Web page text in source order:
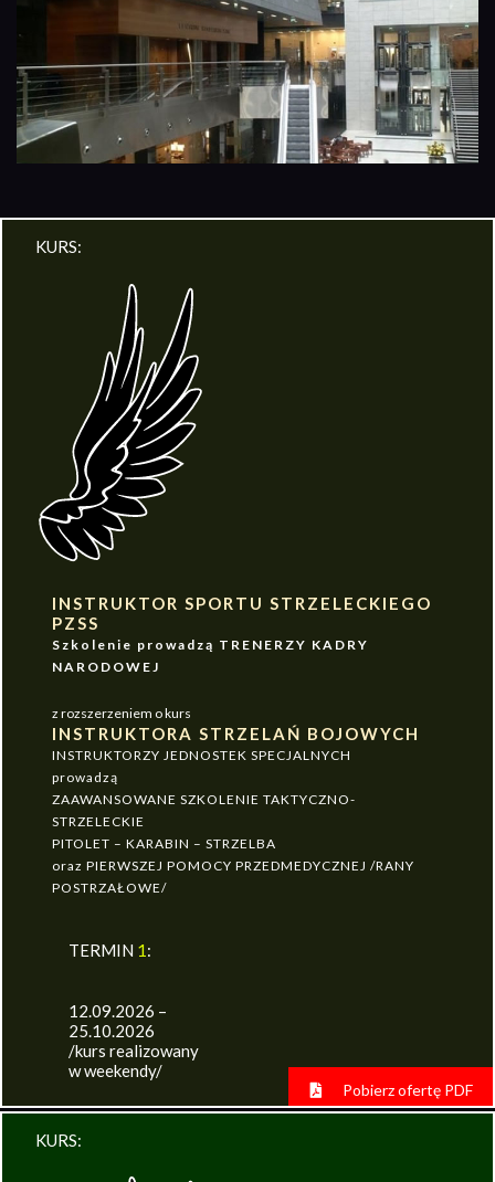
KURS:
INSTRUKTOR SPORTU STRZELECKIEGO
PZSS
Szkolenie prowadzą TRENERZY KADRY
NARODOWEJ
z rozszerzeniem o kurs
INSTRUKTORA STRZELAŃ BOJOWYCH
INSTRUKTORZY JEDNOSTEK SPECJALNYCH
prowadzą
ZAAWANSOWANE SZKOLENIE TAKTYCZNO-
STRZELECKIE
PITOLET – KARABIN – STRZELBA
oraz PIERWSZEJ POMOCY PRZEDMEDYCZNEJ /RANY
POSTRZAŁOWE/
TERMIN 1:
12.09.2026 –
25.10.2026
/kurs realizowany
w weekendy/
Pobierz ofertę PDF
KURS: